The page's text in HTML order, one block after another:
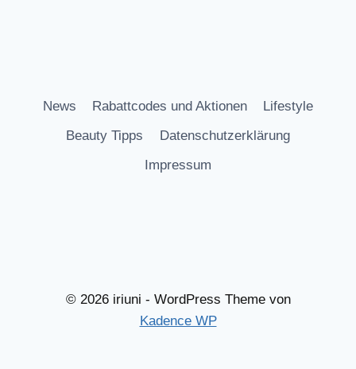
News Rabattcodes und Aktionen
Lifestyle
Beauty Tipps
Datenschutzerklärung
Impressum
© 2026 iriuni - WordPress Theme von
Kadence WP